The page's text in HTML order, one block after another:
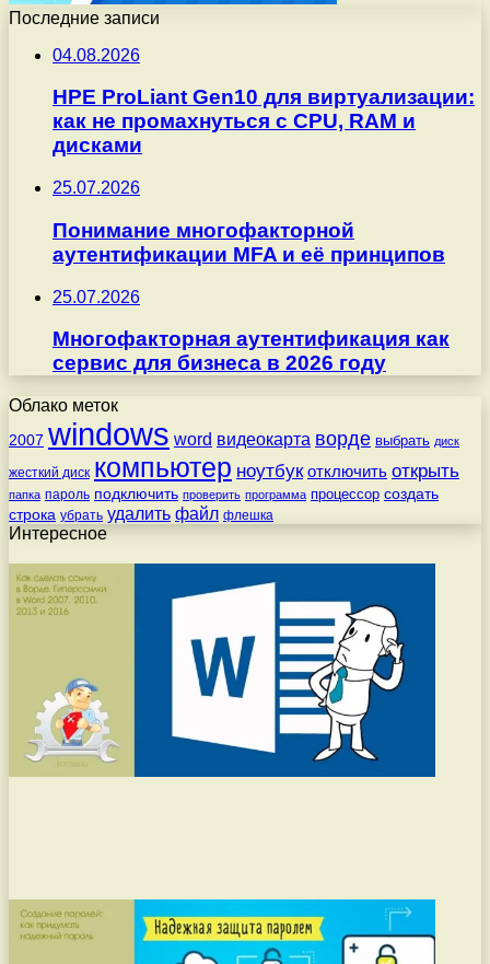
Последние записи
04.08.2026
HPE ProLiant Gen10 для виртуализации:
как не промахнуться с CPU, RAM и
дисками
25.07.2026
Понимание многофакторной
аутентификации MFA и её принципов
25.07.2026
Многофакторная аутентификация как
сервис для бизнеса в 2026 году
Облако меток
2007 windows word видеокарта ворде выбрать диск
жесткий диск компьютер ноутбук отключить открыть
папка пароль подключить проверить программа процессор создать
строка убрать удалить файл флешка
Интересное